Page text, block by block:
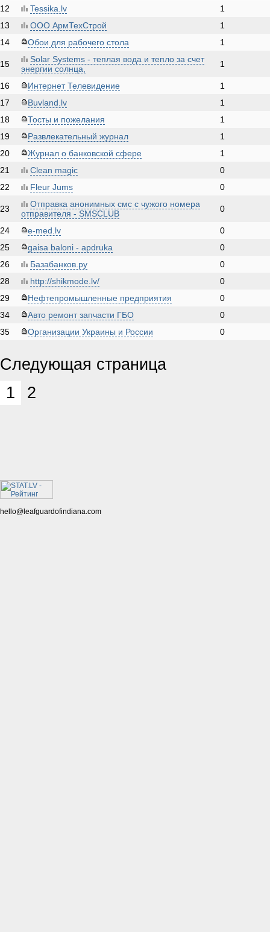
12
Tessika.lv
1
13
ООО АрмТехСтрой
1
14
Обои для рабочего стола 1
15
Solar Systems - теплая вода и тепло за счет
энергии солнца,
1
16 Интернет Телевидение
1
17
Buvland.lv
1
18
Тосты и пожелания
1
19
Развлекательный журнал
1
20
Журнал о банковской сфере
1
21
Clean magic
0
22
Fleur Jums 0
23
Отправка анонимных смс с чужого номера
отправителя - SMSCLUB
0
24 e-med.lv
0
25
gaisa baloni - apdruka
0
26
Базабанков.ру
0
28
http://shikmode.lv/
0
29
Нефтепромышленные предприятия
0
34
Авто ремонт запчасти ГБО
0
35
Организации Украины и России 0
Следующая страница
1
2
hello@leafguardofindiana.com